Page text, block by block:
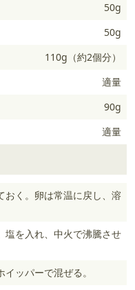
50g
50g
110g（約2個分）
適量
90g
適量
おく。卵は常温に戻し、溶
塩を入れ、中火で沸騰させ
ッパーで混ぜる。